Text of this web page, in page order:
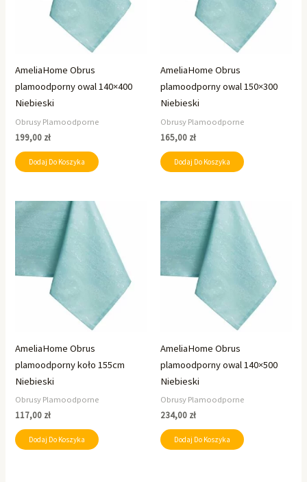
AmeliaHome Obrus
plamoodporny owal 140×400
Niebieski
Obrusy Plamoodporne
199,00 zł
Dodaj Do Koszyka
AmeliaHome Obrus
plamoodporny owal 150×300
Niebieski
Obrusy Plamoodporne
165,00 zł
Dodaj Do Koszyka
AmeliaHome Obrus
plamoodporny koło 155cm
Niebieski
Obrusy Plamoodporne
117,00 zł
Dodaj Do Koszyka
AmeliaHome Obrus
plamoodporny owal 140×500
Niebieski
Obrusy Plamoodporne
234,00 zł
Dodaj Do Koszyka